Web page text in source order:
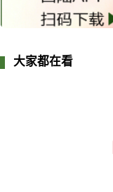
大家都在看